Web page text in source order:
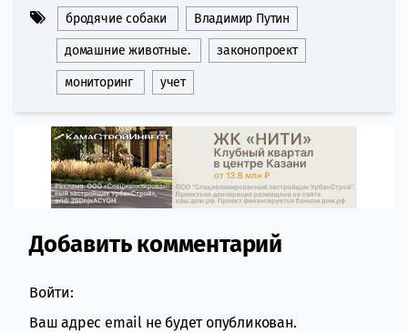
бродячие собаки Владимир Путин
домашние животные. законопроект
мониторинг учет
Comment section
Добавить комментарий
Войти:
Ваш адрес email не будет опубликован.